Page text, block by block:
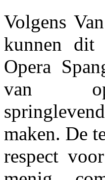
Volgens
kunnen dit
Opera
van
maken. De
respect